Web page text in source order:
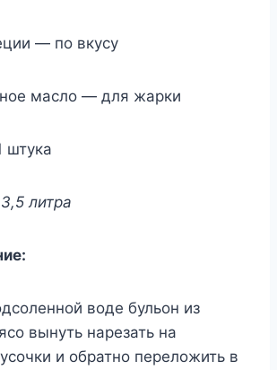
— по вкусу
масло — для жарки
литра
воде бульон из
вынуть нарезать на
и обратно переложить в